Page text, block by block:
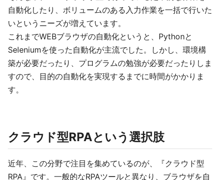
自動化したり、ボリュームのある入力作業を一括で行いた
いというニーズが増えています。
これまでWEBブラウザの自動化というと、Pythonと
Seleniumを使った自動化が主流でした。しかし、環境構
築が必要だったり、プログラムの勉強が必要だったりしま
すので、目的の自動化を実現するまでに時間がかかりま
す。
クラウド型RPAという選択肢
近年、この分野で注目を集めているのが、『クラウド型
RPA』です。一般的なRPAツールと異なり、ブラウザを自